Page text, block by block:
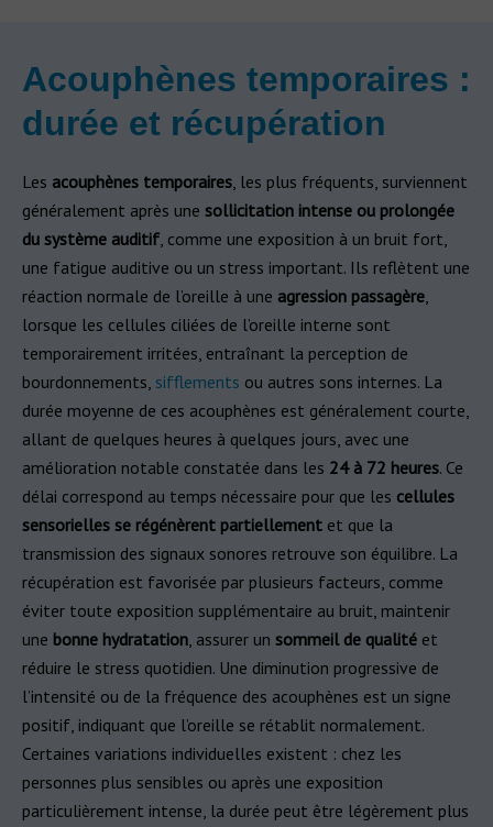
Acouphènes temporaires :
durée et récupération
Les acouphènes temporaires, les plus fréquents, surviennent
généralement après une sollicitation intense ou prolongée
du système auditif, comme une exposition à un bruit fort,
une fatigue auditive ou un stress important. Ils reflètent une
réaction normale de l’oreille à une agression passagère,
lorsque les cellules ciliées de l’oreille interne sont
temporairement irritées, entraînant la perception de
bourdonnements, sifflements ou autres sons internes. La
durée moyenne de ces acouphènes est généralement courte,
allant de quelques heures à quelques jours, avec une
amélioration notable constatée dans les 24 à 72 heures. Ce
délai correspond au temps nécessaire pour que les cellules
sensorielles se régénèrent partiellement et que la
transmission des signaux sonores retrouve son équilibre. La
récupération est favorisée par plusieurs facteurs, comme
éviter toute exposition supplémentaire au bruit, maintenir
une bonne hydratation, assurer un sommeil de qualité et
réduire le stress quotidien. Une diminution progressive de
l’intensité ou de la fréquence des acouphènes est un signe
positif, indiquant que l’oreille se rétablit normalement.
Certaines variations individuelles existent : chez les
personnes plus sensibles ou après une exposition
particulièrement intense, la durée peut être légèrement plus